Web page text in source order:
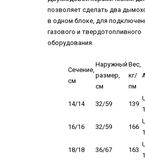
позволяет сделать два
в одном блоке, для
газового и твердотопливного
оборудования.
Сечение,
см
Наружный
размер,
см
Вес,
кг/
пм
14/14 32/59 139
16/16 32/59 166
18/18 36/67 163